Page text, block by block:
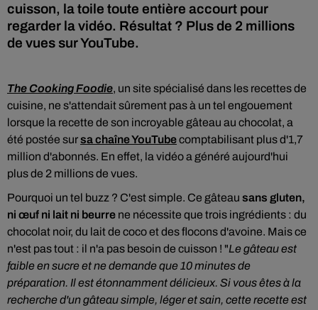
cuisson, la toile toute entière accourt pour
regarder la vidéo. Résultat ? Plus de 2 millions
de vues sur YouTube.
The Cooking Foodie, un site spécialisé dans les recettes de
cuisine, ne s'attendait sûrement pas à un tel engouement
lorsque la recette de son incroyable gâteau au chocolat, a
été postée sursa chaîne YouTubecomptabilisant plus d'1,7
million d'abonnés. En effet, la vidéo a généré aujourd'hui
plus de 2 millions de vues.
Pourquoi un tel buzz ? C'est simple. Ce gâteau sans gluten,
ni œuf ni lait ni beurre ne nécessite que trois ingrédients : du
chocolat noir, du lait de coco et des flocons d'avoine. Mais ce
n'est pas tout : il n'a pas besoin de cuisson ! "Le gâteau est
faible en sucre et ne demande que 10 minutes de
préparation. Il est étonnamment délicieux. Si vous êtes à la
recherche d'un gâteau simple, léger et sain, cette recette est